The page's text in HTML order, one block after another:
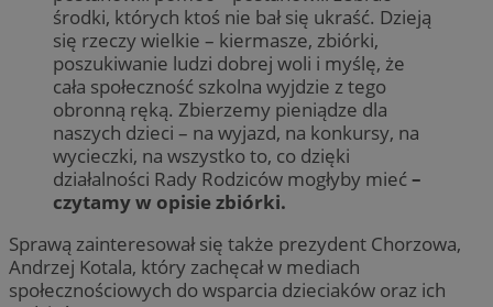
środki, których ktoś nie bał się ukraść. Dzieją
się rzeczy wielkie – kiermasze, zbiórki,
poszukiwanie ludzi dobrej woli i myślę, że
cała społeczność szkolna wyjdzie z tego
obronną ręką. Zbierzemy pieniądze dla
naszych dzieci – na wyjazd, na konkursy, na
wycieczki, na wszystko to, co dzięki
działalności Rady Rodziców mogłyby mieć–
czytamy w opisie zbiórki.
Sprawą zainteresował się także prezydent Chorzowa,
Andrzej Kotala, który zachęcał w mediach
społecznościowych do wsparcia dzieciaków oraz ich